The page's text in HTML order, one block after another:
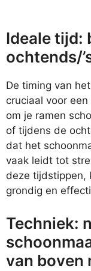
Ideale tijd:
ochtends/
De timing van
cruciaal voor
om je ramen
of tijdens de
dat het
vaak leidt tot
deze tijdstippen,
grondig en
Techniek:
van boven